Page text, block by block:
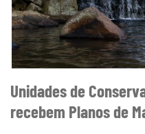
Unidades de
recebem Planos de